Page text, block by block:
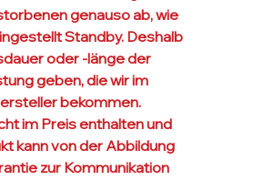
genauso ab, wie
Standby. Deshalb
oder -länge der
geben, die wir im
bekommen.
im Preis enthalten und
kann von der Abbildung
zur Kommunikation